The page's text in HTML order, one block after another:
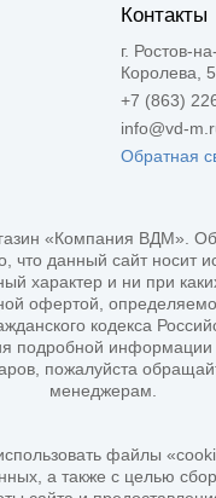
Контакты
г. Ростов-
Королева,
+7 (863)
info@vd-
Обратная
«Компания ВДМ».
что данный сайт носит
характер и ни при
офертой,
кодекса
подробной информации
пожалуйста
менеджерам.
файлы
а также с целью